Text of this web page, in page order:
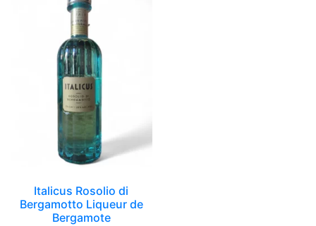
Italicus Rosolio di
Bergamotto Liqueur de
Bergamote